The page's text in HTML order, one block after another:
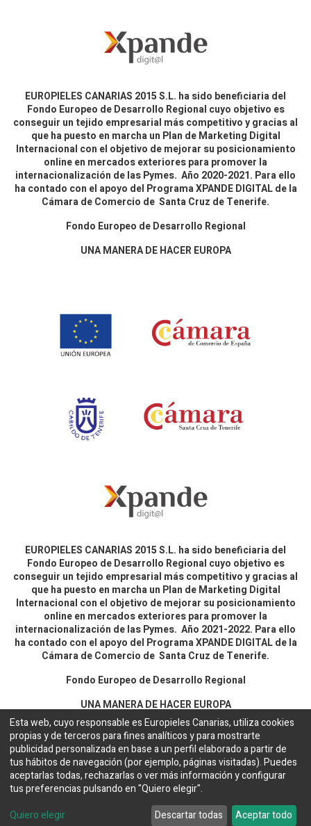
EUROPIELES CANARIAS 2015 S.L. ha sido beneficiaria del
Fondo Europeo de Desarrollo Regional cuyo objetivo es
conseguir un tejido empresarial más competitivo y gracias al
que ha puesto en marcha un Plan de Marketing Digital
Internacional con el objetivo de mejorar su posicionamiento
online en mercados exteriores para promover la
internacionalización de las Pymes. Año 2020-2021. Para ello
ha contado con el apoyo del Programa XPANDE DIGITAL de la
Cámara de Comercio de Santa Cruz de Tenerife.
Fondo Europeo de Desarrollo Regional
UNA MANERA DE HACER EUROPA
EUROPIELES CANARIAS 2015 S.L. ha sido beneficiaria del
Fondo Europeo de Desarrollo Regional cuyo objetivo es
conseguir un tejido empresarial más competitivo y gracias al
que ha puesto en marcha un Plan de Marketing Digital
Internacional con el objetivo de mejorar su posicionamiento
online en mercados exteriores para promover la
internacionalización de las Pymes. Año 2021-2022. Para ello
ha contado con el apoyo del Programa XPANDE DIGITAL de la
Cámara de Comercio de Santa Cruz de Tenerife.
Fondo Europeo de Desarrollo Regional
UNA MANERA DE HACER EUROPA
Aviso legal y política de privacidad
Copyright © EUROPIELES CANARIAS 2015 S.L.
Web desarrollada porBakata Solutions
Esta web, cuyo responsable es Europieles Canarias, utiliza cookies
propias y de terceros para fines analíticos y para mostrarte
publicidad personalizada en base a un perfil elaborado a partir de
tus hábitos de navegación (por ejemplo, páginas visitadas). Puedes
aceptarlas todas, rechazarlas o ver más información y configurar
tus preferencias pulsando en "Quiero elegir".
Quiero elegir
Descartar todas Aceptar todo